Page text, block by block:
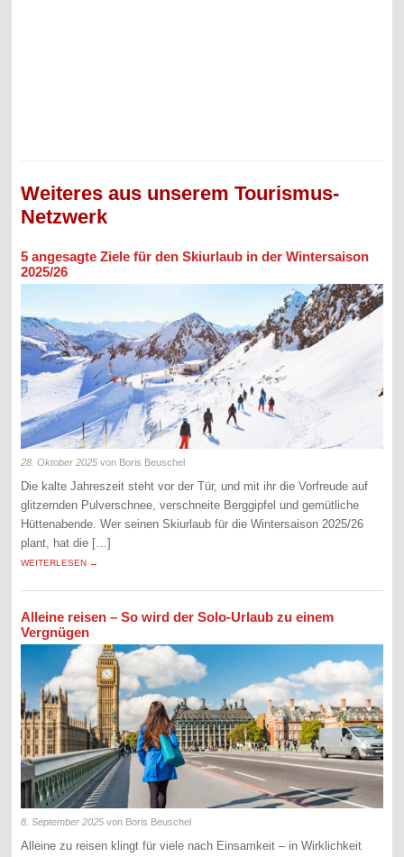
Weiteres aus unserem Tourismus-
Netzwerk
5 angesagte Ziele für den Skiurlaub in der Wintersaison
2025/26
28. Oktober 2025 von Boris Beuschel
Die kalte Jahreszeit steht vor der Tür, und mit ihr die Vorfreude auf
glitzernden Pulverschnee, verschneite Berggipfel und gemütliche
Hüttenabende. Wer seinen Skiurlaub für die Wintersaison 2025/26
plant, hat die […]
WEITERLESEN →
Alleine reisen – So wird der Solo-Urlaub zu einem
Vergnügen
8. September 2025 von Boris Beuschel
Alleine zu reisen klingt für viele nach Einsamkeit – in Wirklichkeit